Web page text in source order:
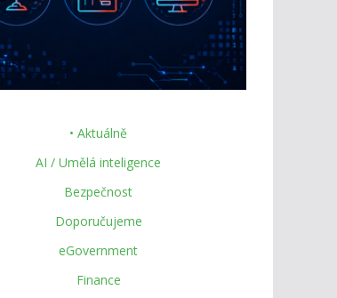
• Aktuálně
AI / Umělá inteligence
Bezpečnost
Doporučujeme
eGovernment
Finance